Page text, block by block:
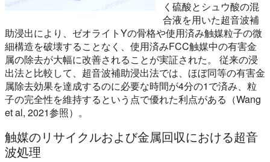
く硫酸とシュウ酸の混
合液を用いた超音波補
助浸出により、ゼオライトYの骨格や使用済み触媒粒子の微
細構造を破壊することなく、使用済みFCC触媒中の有害金
属の除去が大幅に改善されることが実証された。 従来の浸
出法と比較して、超音波補助浸出法では、ほぼ同等の有害金
属除去効果を達成するのに必要な時間が4分の1で済み、粒
子の完全性を維持するという点で優れた利点がある（Wang
et al, 2021参照）。
触媒のリサイクルおよび金属回収における超音
波処理